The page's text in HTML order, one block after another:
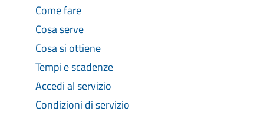
Come fare
Cosa serve
Cosa si ottiene
Tempi e scadenze
Accedi al servizio
Condizioni di servizio